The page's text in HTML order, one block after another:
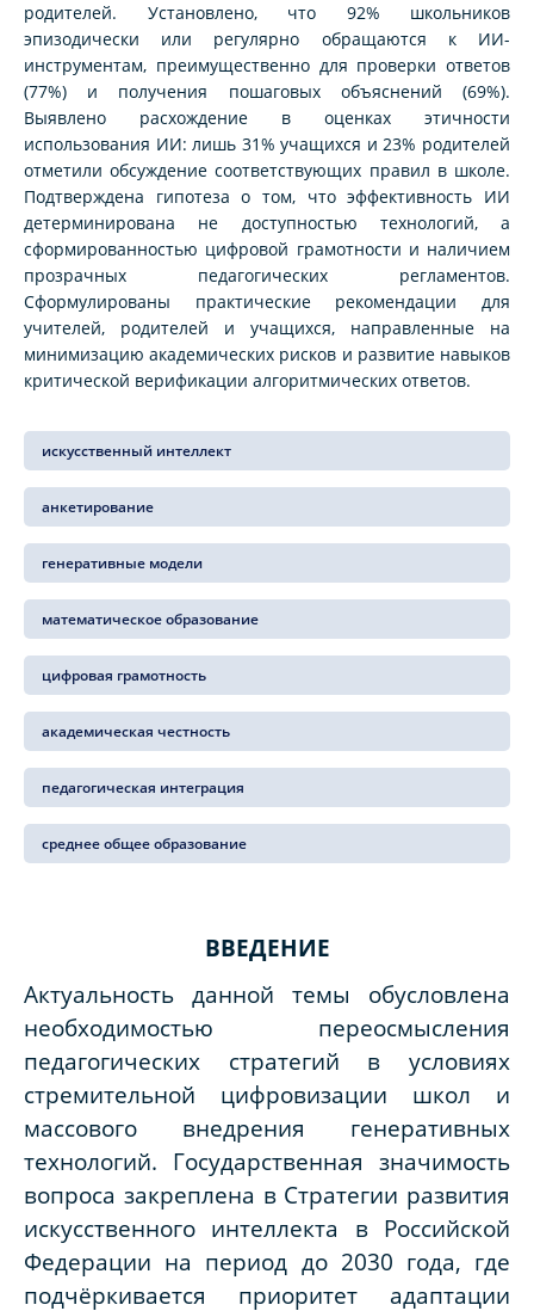
родителей. Установлено, что 92% школьников
эпизодически или регулярно обращаются к ИИ-
инструментам, преимущественно для проверки ответов
(77%) и получения пошаговых объяснений (69%).
Выявлено расхождение в оценках этичности
использования ИИ: лишь 31% учащихся и 23% родителей
отметили обсуждение соответствующих правил в школе.
Подтверждена гипотеза о том, что эффективность ИИ
детерминирована не доступностью технологий, а
сформированностью цифровой грамотности и наличием
прозрачных педагогических регламентов.
Сформулированы практические рекомендации для
учителей, родителей и учащихся, направленные на
минимизацию академических рисков и развитие навыков
критической верификации алгоритмических ответов.
искусственный интеллект
анкетирование
генеративные модели
математическое образование
цифровая грамотность
академическая честность
педагогическая интеграция
среднее общее образование
ВВЕДЕНИЕ
Актуальность данной темы обусловлена
необходимостью переосмысления
педагогических стратегий в условиях
стремительной цифровизации школ и
массового внедрения генеративных
технологий. Государственная значимость
вопроса закреплена в Стратегии развития
искусственного интеллекта в Российской
Федерации на период до 2030 года, где
подчёркивается приоритет адаптации